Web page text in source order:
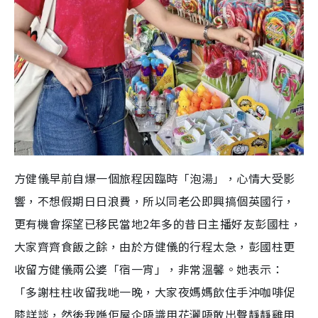
m
e
方健儀早前自爆一個旅程因臨時「泡湯」，心情大受影
響，不想假期日日浪費，所以同老公即興搞個英國行，
更有機會探望已移民當地2年多的昔日主播好友彭國柱，
大家齊齊食飯之餘，由於方健儀的行程太急，彭國柱更
收留方健儀兩公婆「宿一宵」，非常溫馨。她表示：
「多謝柱柱收留我哋一晚，大家夜媽媽飲住手沖咖啡促
膝詳談，然後我喺佢屋企唔識用花灑唔敢出聲靜靜雞用